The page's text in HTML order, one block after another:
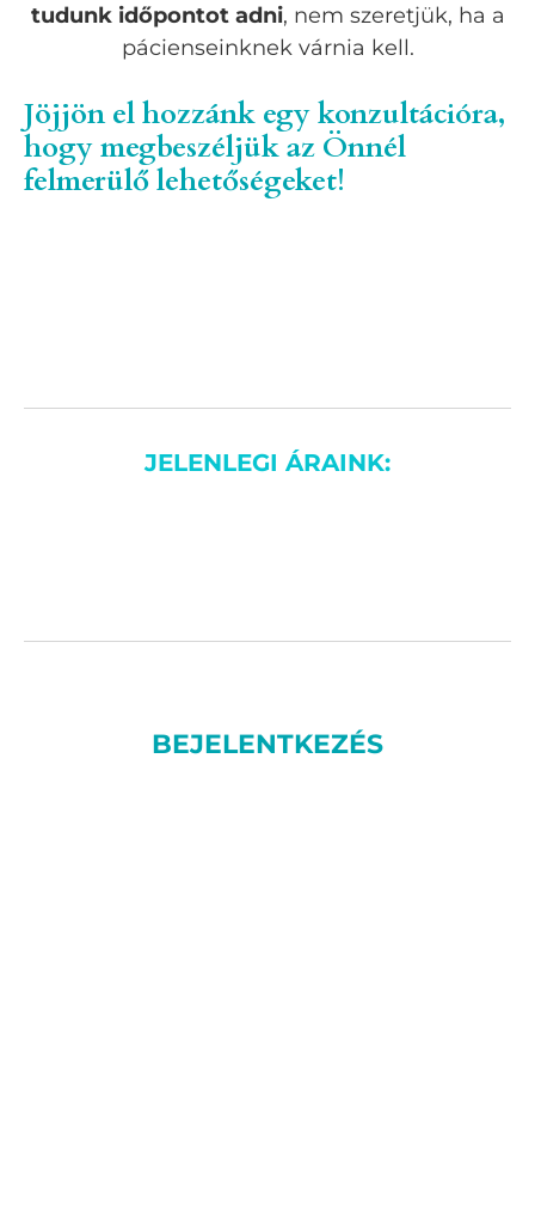
tudunk időpontot adni, nem szeretjük, ha a
pácienseinknek várnia kell.
Jöjjön el hozzánk egy konzultációra,
hogy megbeszéljük az Önnél
felmerülő lehetőségeket!
JELENLEGI ÁRAINK:
BEJELENTKEZÉS